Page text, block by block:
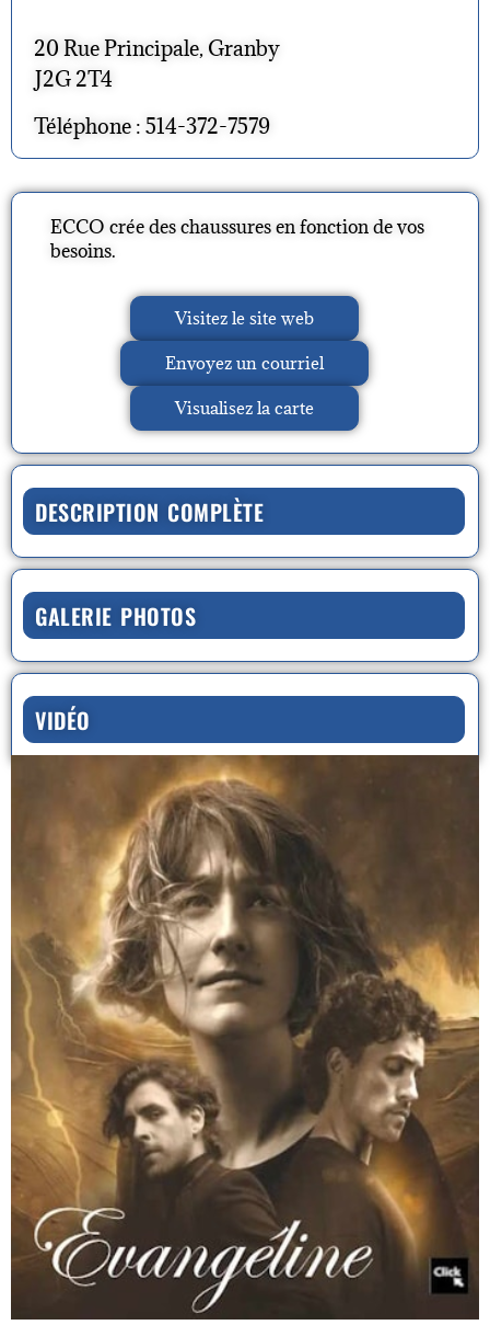
20 Rue Principale, Granby
J2G 2T4
Téléphone : 514-372-7579
ECCO crée des chaussures en fonction de vos
besoins.
Visitez le site web
Envoyez un courriel
Visualisez la carte
DESCRIPTION COMPLÈTE
GALERIE PHOTOS
VIDÉO